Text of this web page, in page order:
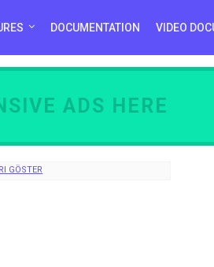
DOCUMENTATION VIDEO
ADS HERE
GÖSTER